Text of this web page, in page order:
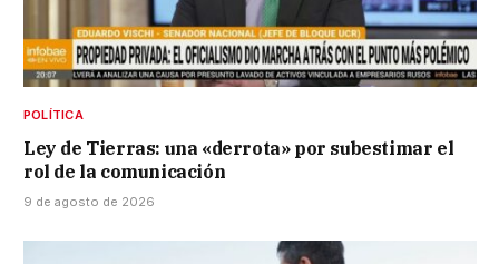
POLÍTICA
Ley de Tierras: una «derrota» por subestimar el
rol de la comunicación
9 de agosto de 2026